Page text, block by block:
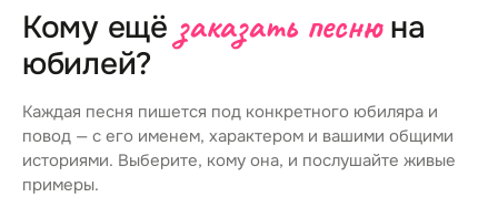
Кому ещё заказать песнюна
юбилей?
Каждая песня пишется под конкретного юбиляра и
повод — с его именем, характером и вашими общими
историями. Выберите, кому она, и послушайте живые
примеры.